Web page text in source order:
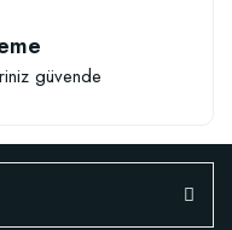
Dikim Gübresi (50 Soğan
güvende